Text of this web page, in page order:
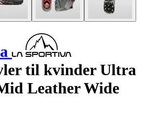
til kvinder Ultra
Leather Wide